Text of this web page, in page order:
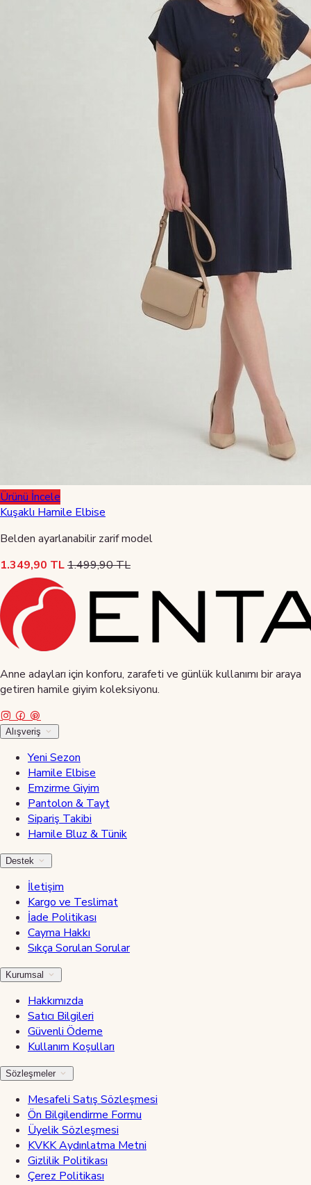
Ürünü İncele
Kuşaklı Hamile Elbise
Belden ayarlanabilir zarif model
1.349,90 TL1.499,90 TL
Anne adayları için konforu, zarafeti ve günlük kullanımı bir araya
getiren hamile giyim koleksiyonu.
Alışveriş
Yeni Sezon
Hamile Elbise
Emzirme Giyim
Pantolon & Tayt
Sipariş Takibi
Hamile Bluz & Tünik
Destek
İletişim
Kargo ve Teslimat
İade Politikası
Cayma Hakkı
Sıkça Sorulan Sorular
Kurumsal
Hakkımızda
Satıcı Bilgileri
Güvenli Ödeme
Kullanım Koşulları
Sözleşmeler
Mesafeli Satış Sözleşmesi
Ön Bilgilendirme Formu
Üyelik Sözleşmesi
KVKK Aydınlatma Metni
Gizlilik Politikası
Çerez Politikası